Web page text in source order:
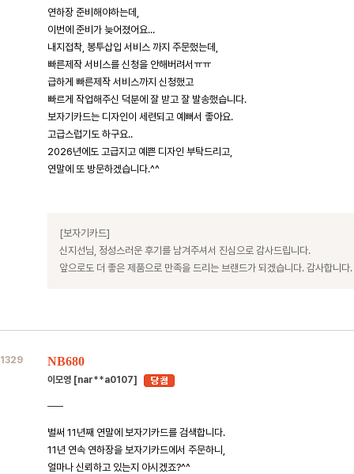
연하장 준비해야하는데,
이번에 준비가 늦어졌어요...
내지접착, 봉투삽입 서비스 까지 주문했는데,
빠른제작 서비스를 신청을 안해버려서ㅠㅠ
급하게 빠른제작 서비스까지 신청했고
빠르게 작업해주신 덕분에 잘 받고 잘 발송했습니다.
보자기카드는 디자인이 세련되고 예뻐서 좋아요.
고급스럽기도 하구요..
2026년에도 고급지고 예쁜 디자인 부탁드리고,
연말에 또 방문하겠습니다.^^
[보자기카드]
신지선님, 정성스러운 후기를 남겨주셔서 진심으로 감사드립니다.
앞으로도 더 좋은 제품으로 만족을 드리는 브랜드가 되겠습니다. 감사합니다.
1329 NB680
이모영 [nar**a0107]
벌써 11년째 연말에 보자기카드를 검색합니다.
11년 연속 연하장을 보자기카드에서 주문하니,
얼마나 신뢰하고 있는지 아시겠죠?^^